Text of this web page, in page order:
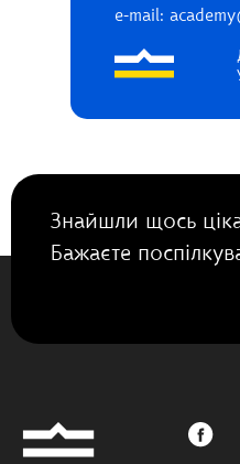
e-mail:
Знайшли щось
Бажаєте